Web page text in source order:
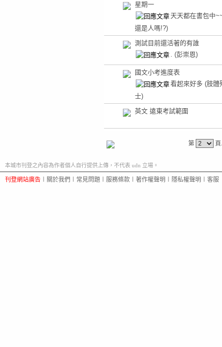
星期一
天天都在書包中
還是人嗎!?)
測試目前還活著的有誰
(彭崇恩)
國文小考進度表
看起來好多 (肢體
士)
英文 遠東考試範圍
第
本城市刊登之內容為作者個人自行提供上傳，不代表 udn 立場。
刊登網站廣告 關於我們 常見問題 服務條款 著作權聲明 隱私權聲明 客服